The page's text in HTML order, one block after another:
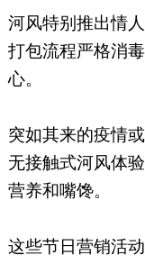
河风特别推出情
打包流程严格消
心。
突如其来的疫情
无接触式河风体
营养和嘴馋。
这些节日营销活